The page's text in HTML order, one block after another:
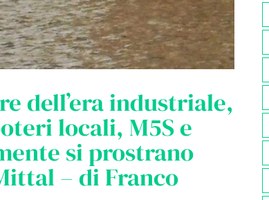
dell’era industriale,
locali, M5S e
si prostrano
– di Franco